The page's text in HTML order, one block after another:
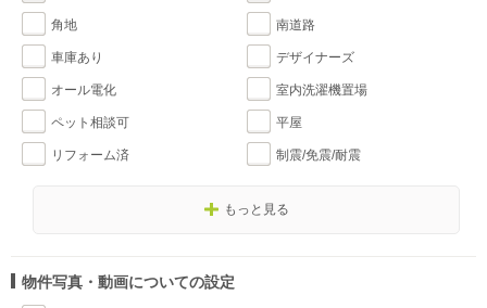
角地 南道路
車庫あり デザイナーズ
オール電化 室内洗濯機置場
ペット相談可 平屋
リフォーム済 制震/免震/耐震
もっと見る
物件写真・動画についての設定